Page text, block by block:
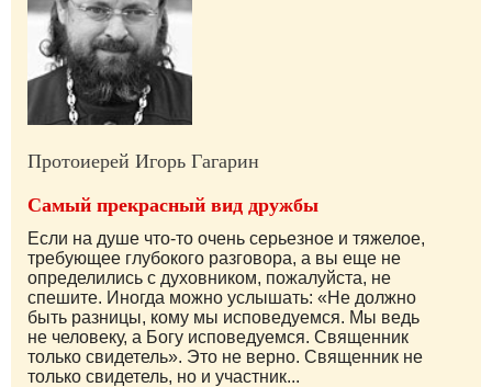
Протоиерей Игорь Гагарин
Самый прекрасный вид дружбы
Если на душе что-то очень серьезное и тяжелое,
требующее глубокого разговора, а вы еще не
определились с духовником, пожалуйста, не
спешите. Иногда можно услышать: «Не должно
быть разницы, кому мы исповедуемся. Мы ведь
не человеку, а Богу исповедуемся. Священник
только свидетель». Это не верно. Священник не
только свидетель, но и участник...